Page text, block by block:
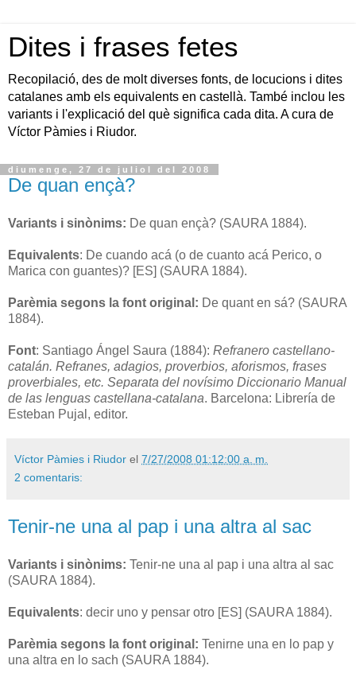
Dites i frases fetes
Recopilació, des de molt diverses fonts, de locucions i dites
catalanes amb els equivalents en castellà. També inclou les
variants i l'explicació del què significa cada dita. A cura de
Víctor Pàmies i Riudor.
diumenge, 27 de juliol del 2008
De quan ençà?
Variants i sinònims: De quan ençà? (SAURA 1884).
Equivalents: De cuando acá (o de cuanto acá Perico, o
Marica con guantes)? [ES] (SAURA 1884).
Parèmia segons la font original: De quant en sá? (SAURA
1884).
Font: Santiago Ángel Saura (1884): Refranero castellano-
catalán. Refranes, adagios, proverbios, aforismos, frases
proverbiales, etc. Separata del novísimo Diccionario Manual
de las lenguas castellana-catalana. Barcelona: Librería de
Esteban Pujal, editor.
Víctor Pàmies i Riudor el 7/27/2008 01:12:00 a. m.
2 comentaris:
Tenir-ne una al pap i una altra al sac
Variants i sinònims: Tenir-ne una al pap i una altra al sac
(SAURA 1884).
Equivalents: decir uno y pensar otro [ES] (SAURA 1884).
Parèmia segons la font original: Tenirne una en lo pap y
una altra en lo sach (SAURA 1884).